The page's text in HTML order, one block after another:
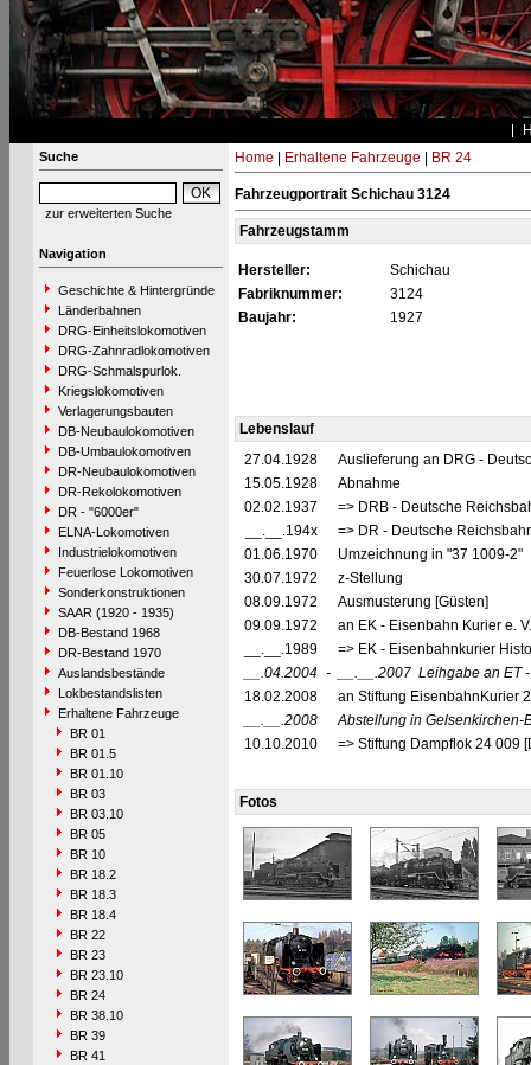
Suche
zur erweiterten Suche
Navigation
Geschichte & Hintergründe
Länderbahnen
DRG-Einheitslokomotiven
DRG-Zahnradlokomotiven
DRG-Schmalspurlok.
Kriegslokomotiven
Verlagerungsbauten
DB-Neubaulokomotiven
DB-Umbaulokomotiven
DR-Neubaulokomotiven
DR-Rekolokomotiven
DR - "6000er"
ELNA-Lokomotiven
Industrielokomotiven
Feuerlose Lokomotiven
Sonderkonstruktionen
SAAR (1920 - 1935)
DB-Bestand 1968
DR-Bestand 1970
Auslandsbestände
Lokbestandslisten
Erhaltene Fahrzeuge
BR 01
BR 01.5
BR 01.10
BR 03
BR 03.10
BR 05
BR 10
BR 18.2
BR 18.3
BR 18.4
BR 22
BR 23
BR 23.10
BR 24
BR 38.10
BR 39
BR 41
Home Erhaltene Fahrzeuge BR 24
Fahrzeugportrait Schichau 3124
Fahrzeugstamm
Hersteller:
Schichau
Fabriknummer:
3124
Baujahr:
1927
Lebenslauf
27.04.1928
Auslieferung an DRG -
15.05.1928
Abnahme
02.02.1937
=> DRB - Deutsche
__.__.194x
=> DR - Deutsche
01.06.1970
Umzeichnung in "37 1009-2"
30.07.1972
z-Stellung
08.09.1972
Ausmusterung [Güsten]
09.09.1972
an EK - Eisenbahn Kurier e.
__.__.1989
=> EK - Eisenbahnkurier
__.04.2004 - __.__.2007 Leihgabe an ET
18.02.2008
an Stiftung EisenbahnKurier
__.__.2008
Abstellung in Gelsenkirchen-
10.10.2010
=> Stiftung Dampflok 24 009
Fotos